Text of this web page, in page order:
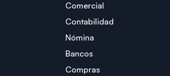
Comercial
Contabilidad
Nómina
Bancos
Compras